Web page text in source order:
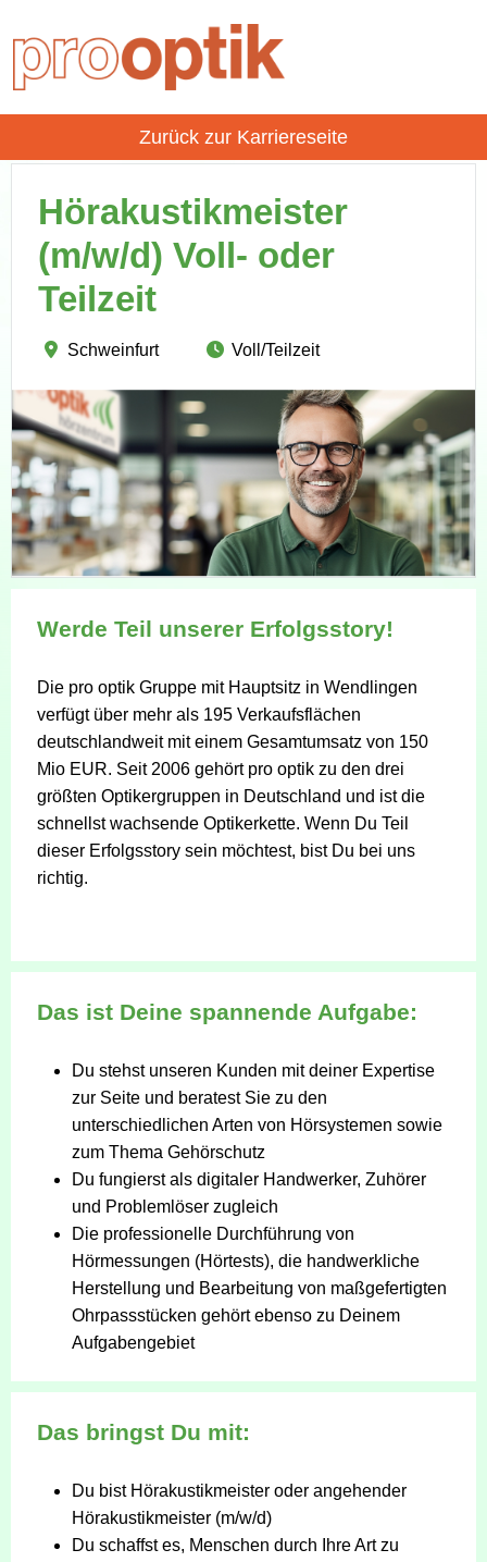
Zurück zur Karriereseite
Hörakustikmeister
(m/w/d) Voll- oder
Teilzeit
Schweinfurt Voll/Teilzeit
Werde Teil unserer Erfolgsstory!
Die pro optik Gruppe mit Hauptsitz in Wendlingen
verfügt über mehr als 195 Verkaufsflächen
deutschlandweit mit einem Gesamtumsatz von 150
Mio EUR. Seit 2006 gehört pro optik zu den drei
größten Optikergruppen in Deutschland und ist die
schnellst wachsende Optikerkette. Wenn Du Teil
dieser Erfolgsstory sein möchtest, bist Du bei uns
richtig.
Das ist Deine spannende Aufgabe:
Du stehst unseren Kunden mit deiner Expertise
zur Seite und beratest Sie zu den
unterschiedlichen Arten von Hörsystemen sowie
zum Thema Gehörschutz
Du fungierst als digitaler Handwerker, Zuhörer
und Problemlöser zugleich
Die professionelle Durchführung von
Hörmessungen (Hörtests), die handwerkliche
Herstellung und Bearbeitung von maßgefertigten
Ohrpassstücken gehört ebenso zu Deinem
Aufgabengebiet
Das bringst Du mit:
Du bist Hörakustikmeister oder angehender
Hörakustikmeister (m/w/d)
Du schaffst es, Menschen durch Ihre Art zu